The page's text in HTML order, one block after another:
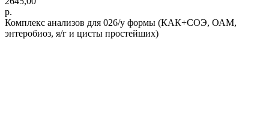
р.
Комплекс анализов для 026/у формы (КАК+СОЭ, ОАМ,
энтеробиоз, я/г и цисты простейших)